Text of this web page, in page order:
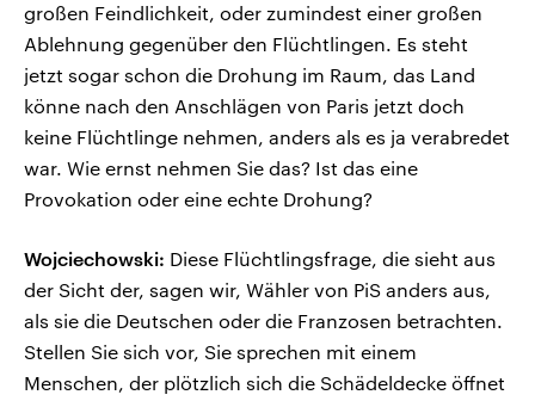
großen Feindlichkeit, oder zumindest einer großen
Ablehnung gegenüber den Flüchtlingen. Es steht
jetzt sogar schon die Drohung im Raum, das Land
könne nach den Anschlägen von Paris jetzt doch
keine Flüchtlinge nehmen, anders als es ja verabredet
war. Wie ernst nehmen Sie das? Ist das eine
Provokation oder eine echte Drohung?
Wojciechowski: Diese Flüchtlingsfrage, die sieht aus
der Sicht der, sagen wir, Wähler von PiS anders aus,
als sie die Deutschen oder die Franzosen betrachten.
Stellen Sie sich vor, Sie sprechen mit einem
Menschen, der plötzlich sich die Schädeldecke öffnet